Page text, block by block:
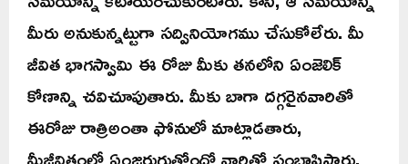
మీరు అనుకున్నట్టుగా సద్వినియోగము చేసుకోలేరు. మీ
జీవిత భాగస్వామి ఈ రోజు మీకు తనలోని ఏంజెలిక్
కోణాన్ని చవిచూపుతారు. మీకు బాగా దగ్గరైనవారితో
ఈరోజు రాత్రిఅంతా ఫోనులో మాట్లాడతారు,